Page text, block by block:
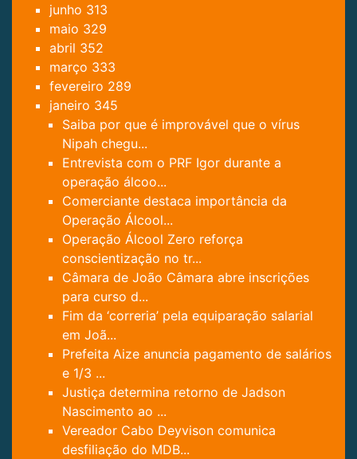
junho 313
maio 329
abril 352
março 333
fevereiro 289
janeiro 345
Saiba por que é improvável que o vírus
Nipah chegu...
Entrevista com o PRF Igor durante a
operação álcoo...
Comerciante destaca importância da
Operação Álcool...
Operação Álcool Zero reforça
conscientização no tr...
Câmara de João Câmara abre inscrições
para curso d...
Fim da ‘correria’ pela equiparação salarial
em Joã...
Prefeita Aize anuncia pagamento de salários
e 1/3 ...
Justiça determina retorno de Jadson
Nascimento ao ...
Vereador Cabo Deyvison comunica
desfiliação do MDB...